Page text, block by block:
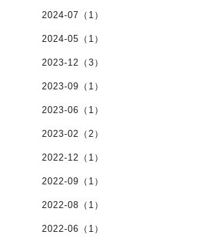
2024-07（1）
2024-05（1）
2023-12（3）
2023-09（1）
2023-06（1）
2023-02（2）
2022-12（1）
2022-09（1）
2022-08（1）
2022-06（1）